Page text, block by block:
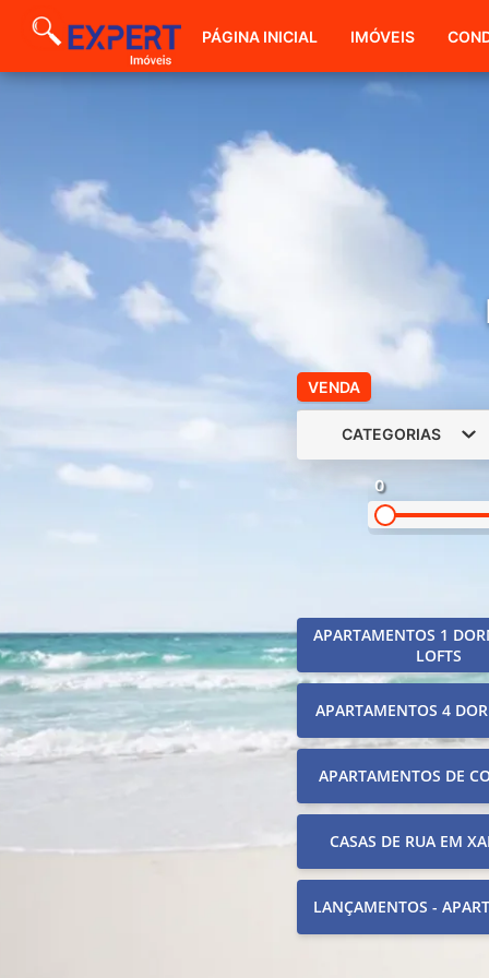
PÁGINA INICIAL IMÓVEIS
VENDA
CATEGORIAS
0
APARTAMENTOS 1
LOFTS
APARTAMENTOS 4
APARTAMENTOS DE
CASAS DE RUA EM
LANÇAMENTOS -